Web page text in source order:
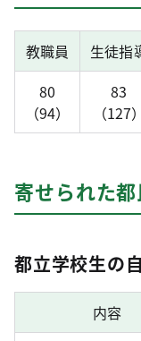
教職員 生徒指
80
（94）
83
（127）
寄せられた
都立学校生の
内容